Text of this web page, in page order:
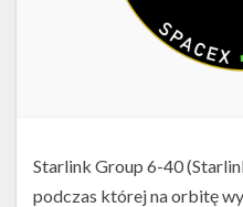
Starlink Group 6-40
podczas której na orbitę